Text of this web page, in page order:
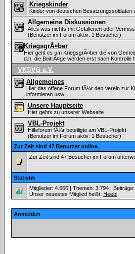
Kriegskinder
Kinder von deutschen Besatzungssoldaten
Allgemeine Diskussionen
Alles was nichts mit Gefallenen oder
(Benutzer im Forum aktiv: 1 Besucher)
KriegsgrÃ¤ber
Hier geht es um KriegsgrÃ¤ber die von
d.h. die BeitrÃ¤ge werden erst nach Kontrolle
VKSVG e.V.
Allgemeines
Hier das offene Forum fÃ¼r den Verein zur
informieren usw.
Unsere Hauptseite
Hier gehts zu unserer Webseite
VBL-Projekt
Hilfeforum fÃ¼r beteiligte am VBL-Projekt
(Benutzer im Forum aktiv: 1 Besucher)
Zur Zeit sind 47 Benutzer online.
Zur Zeit sind 47 Besucher im Forum
Statistik
Mitglieder: 4.666 | Themen: 3.794 |
Unser neuestes Mitglied heißt: Heebi.
Anmelden